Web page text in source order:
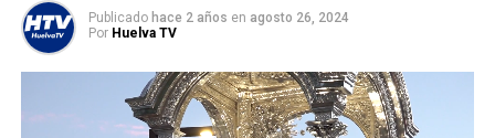
Publicado hace 2 años en agosto 26, 2024
Por Huelva TV